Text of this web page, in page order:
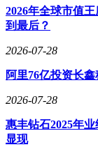
象制定不同的话术
AI驱动的精准化营
在渠道演进方面，
方面，海外传统电
力如TikTok Shop
电商各有优势。线
验场”，品牌旗舰
2026年全球市值
到最后？
2026-07-28
阿里76亿投资长
2026-07-28
惠丰钻石2025年
显现